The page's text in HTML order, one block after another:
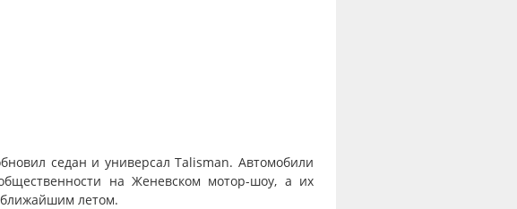
седан и универсал Talisman. Автомобили
на Женевском мотор-шоу, а их
летом.